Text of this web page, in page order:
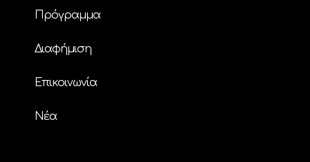
Πρόγραμμα
Διαφήμιση
Επικοινωνία
Nέα